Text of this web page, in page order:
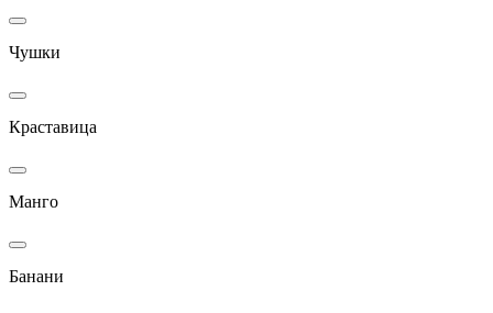
Чушки
Краставица
Манго
Банани